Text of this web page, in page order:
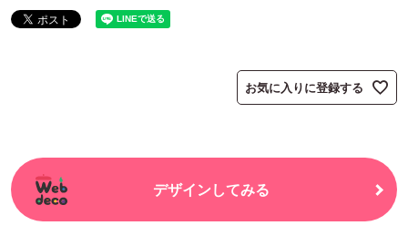
お気に入りに登録する
デザインしてみる